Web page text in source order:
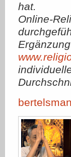
hat.
Online-